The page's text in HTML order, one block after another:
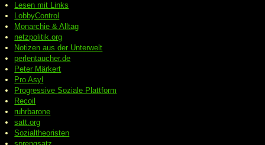
Lesen mit Links
LobbyControl
Monarchie & Alltag
netzpolitik.org
Notizen aus der Unterwelt
perlentaucher.de
Peter Märkert
Pro Asyl
ProgressiveSoziale Plattform
Recoil
ruhrbarone
satt.org
Sozialtheoristen